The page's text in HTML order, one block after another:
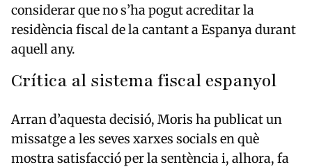
considerar que no s’ha pogut acreditar la
residència fiscal de la cantant a Espanya durant
aquell any.
Crítica al sistema fiscal espanyol
Arran d’aquesta decisió, Moris ha publicat un
missatge a les seves xarxes socials en què
mostra satisfacció per la sentència i, alhora, fa